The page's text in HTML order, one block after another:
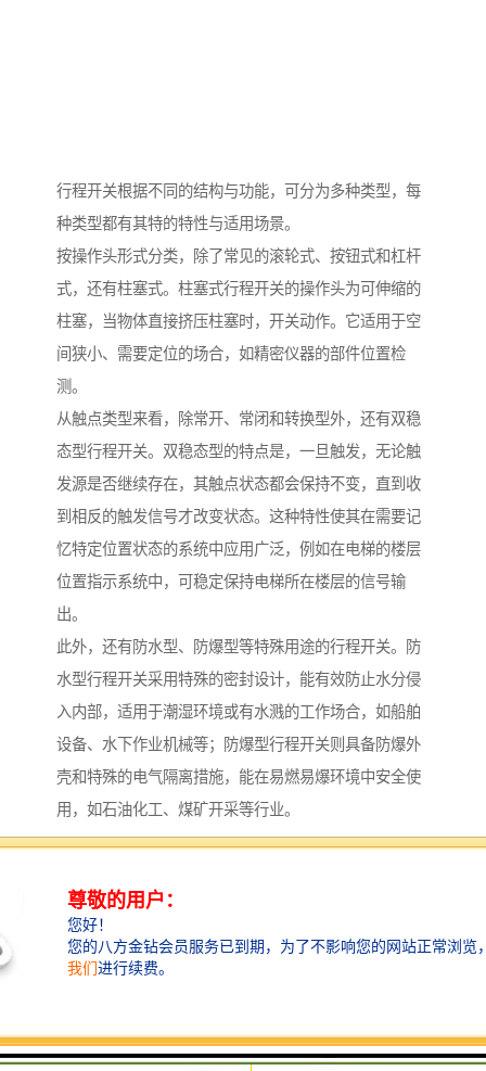
行程开关根据不同的结构与功能，可分为多种类型，每
种类型都有其特的特性与适用场景。
按操作头形式分类，除了常见的滚轮式、按钮式和杠杆
式，还有柱塞式。柱塞式行程开关的操作头为可伸缩的
柱塞，当物体直接挤压柱塞时，开关动作。它适用于空
间狭小、需要定位的场合，如精密仪器的部件位置检
测。
从触点类型来看，除常开、常闭和转换型外，还有双稳
态型行程开关。双稳态型的特点是，一旦触发，无论触
发源是否继续存在，其触点状态都会保持不变，直到收
到相反的触发信号才改变状态。这种特性使其在需要记
忆特定位置状态的系统中应用广泛，例如在电梯的楼层
位置指示系统中，可稳定保持电梯所在楼层的信号输
出。
此外，还有防水型、防爆型等特殊用途的行程开关。防
水型行程开关采用特殊的密封设计，能有效防止水分侵
入内部，适用于潮湿环境或有水溅的工作场合，如船舶
设备、水下作业机械等；防爆型行程开关则具备防爆外
壳和特殊的电气隔离措施，能在易燃易爆环境中安全使
用，如石油化工、煤矿开采等行业。
不同类型的行程开关以其各自的特性，满足了工业生产
着关键作用。